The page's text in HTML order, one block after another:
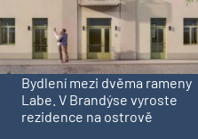
Bydlení mezi dvěma rameny
Labe. V Brandýse vyroste
rezidence na ostrově